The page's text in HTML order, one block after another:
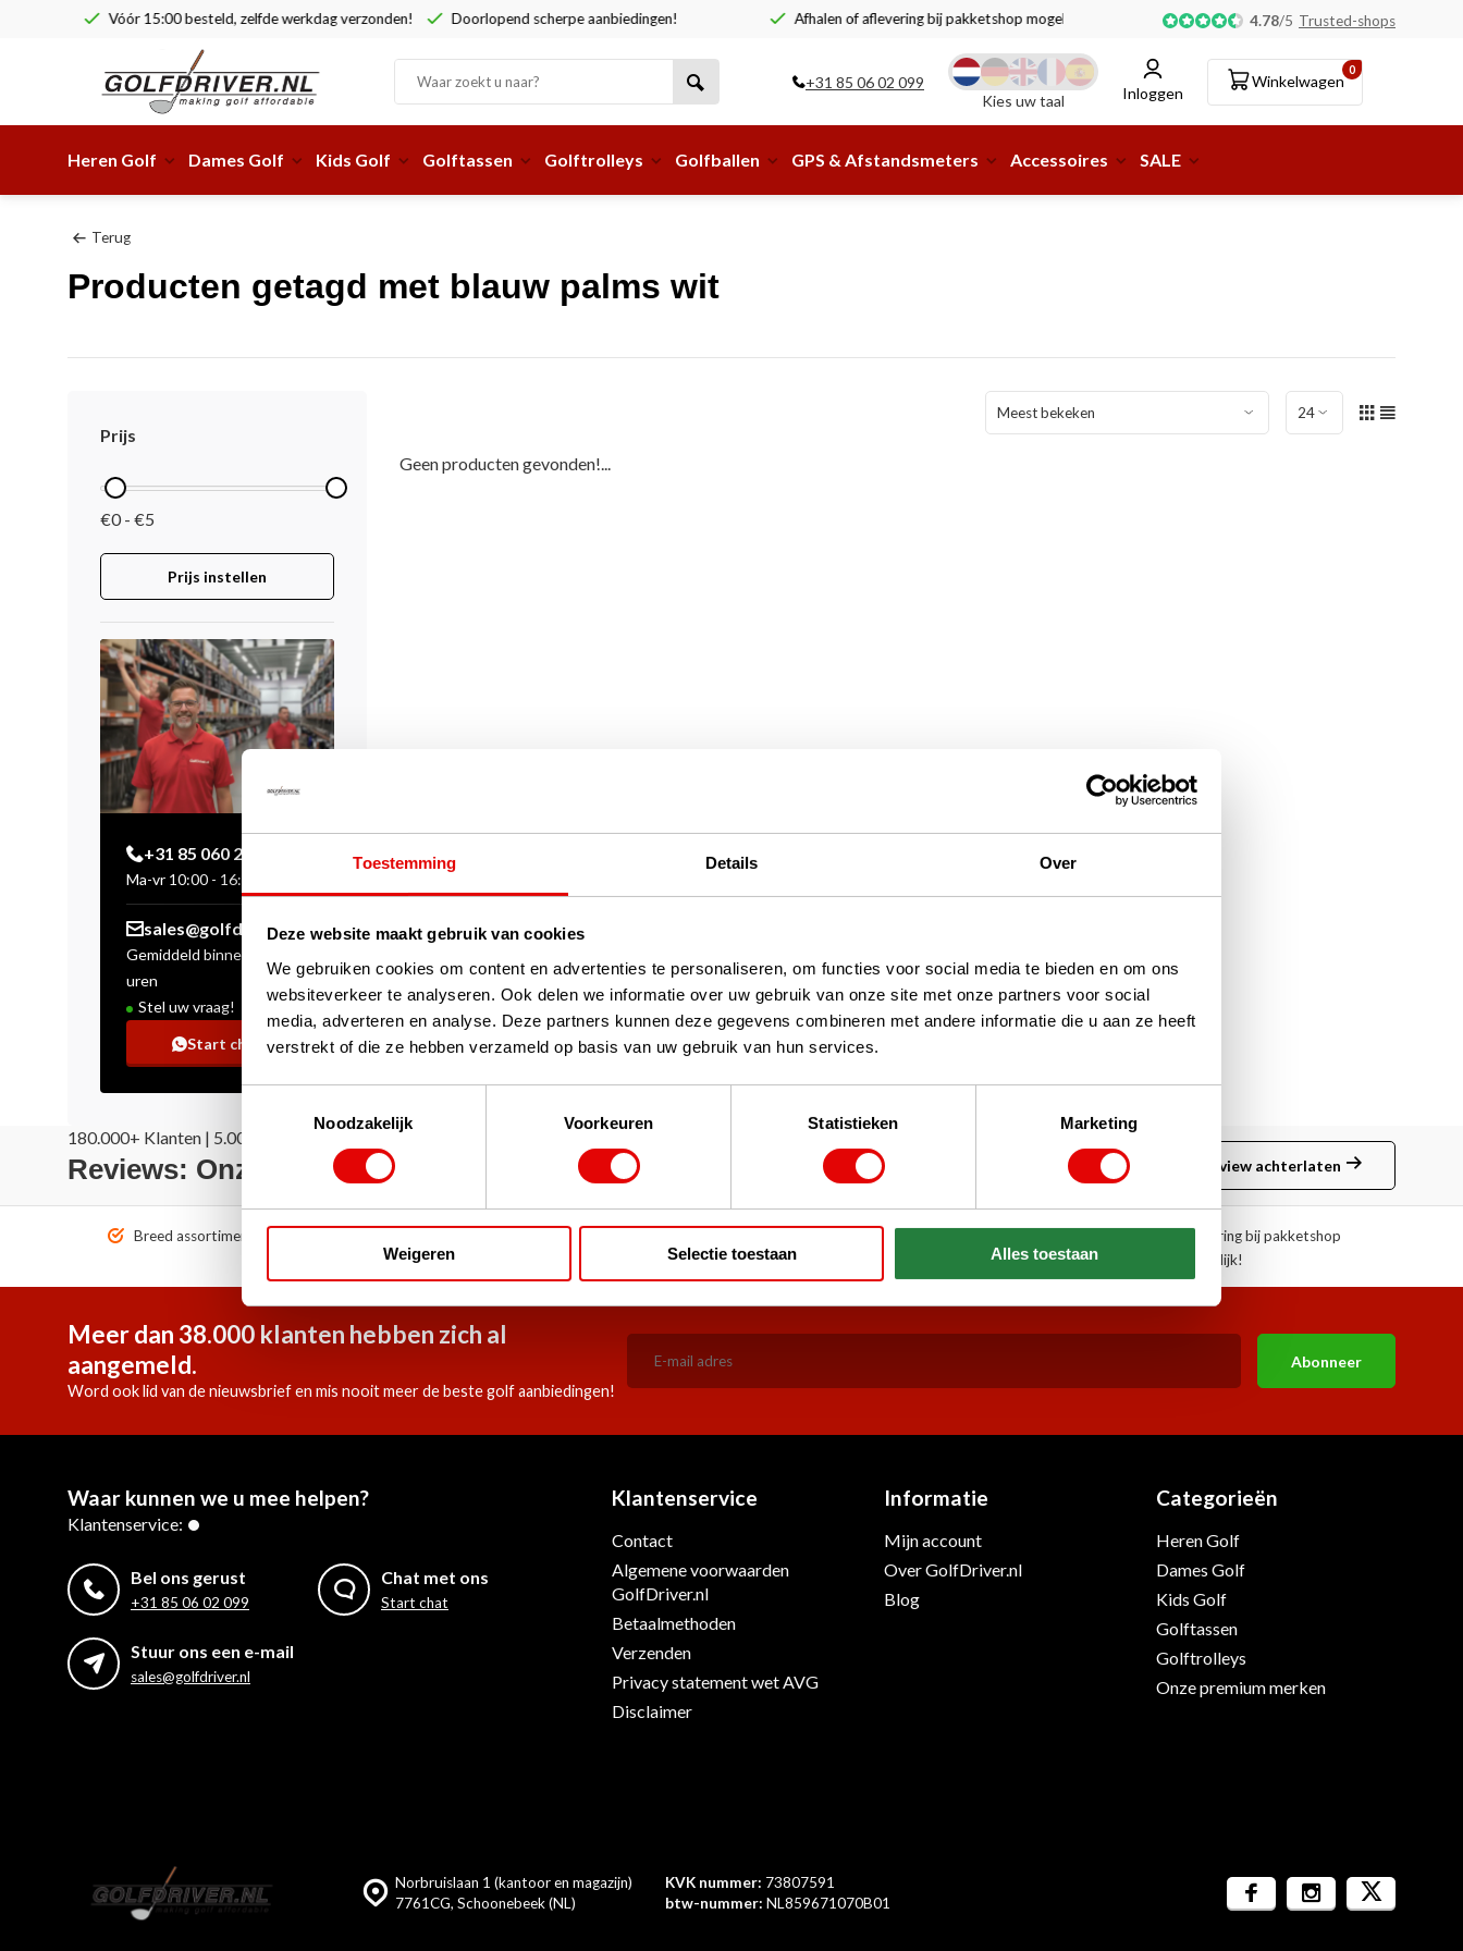
Toestemming Details Over
Deze website maakt gebruik van cookies
We gebruiken cookies om content en advertenties te personaliseren, om functies voor social media te bieden en om ons
websiteverkeer te analyseren. Ook delen we informatie over uw gebruik van onze site met onze partners voor social
media, adverteren en analyse. Deze partners kunnen deze gegevens combineren met andere informatie die u aan ze heeft
verstrekt of die ze hebben verzameld op basis van uw gebruik van hun services.
Toestemmingsselectie
Noodzakelijk
Voorkeuren Statistieken Marketing
Weigeren Selectie toestaan Alles toestaan
Vóór 15:00 besteld, zelfde werkdag verzonden! Doorlopend scherpe aanbiedingen! Afhalen of aflevering bij pakketshop mogelijk! 4.78/5 Trusted-shops
+31 85 06 02 099
Kies uw taal
Inloggen
0
Winkelwagen
Heren Golf Dames Golf Kids Golf Golftassen Golftrolleys Golfballen GPS & Afstandsmeters Accessoires SALE
Terug
Producten getagd met blauw palms wit
Prijs
€0 - €5
Prijs instellen
+31 85 060 20 99
Ma-vr 10:00 - 16:00 uur
sales@golfdriver.nl
Gemiddeld binnen enkele
uren
Stel uw vraag!
Start chat
Geen producten gevonden!...
180.000+ Klanten | 5.000+ Reviews | Trusted Shops, TrustPilot, Google
Reviews: Onze klanten aan het woord Review achterlaten
Breed assortiment A-merken!
Vóór 15:00 besteld, zelfde werkdag
Doorlopend scherpe aanbiedingen!
Afhalen of aflevering bij pakketshop
mogelijk!
Meer dan 38.000 klanten hebben zich al
aangemeld.
Word ook lid van de nieuwsbrief en mis nooit meer de beste golf aanbiedingen!
Abonneer
Waar kunnen we u mee helpen?
Klantenservice:
Bel ons gerust
+31 85 06 02 099
Chat met ons
Start chat
Stuur ons een e-mail
sales@golfdriver.nl
Klantenservice
Contact
Algemene voorwaarden
GolfDriver.nl
Betaalmethoden
Verzenden
Privacy statement wet AVG
Disclaimer
Informatie
Mijn account
Over GolfDriver.nl
Blog
Categorieën
Heren Golf
Dames Golf
Kids Golf
Golftassen
Golftrolleys
Onze premium merken
Norbruislaan 1 (kantoor en magazijn)
7761CG, Schoonebeek (NL)
KVK nummer: 73807591
btw-nummer: NL859671070B01